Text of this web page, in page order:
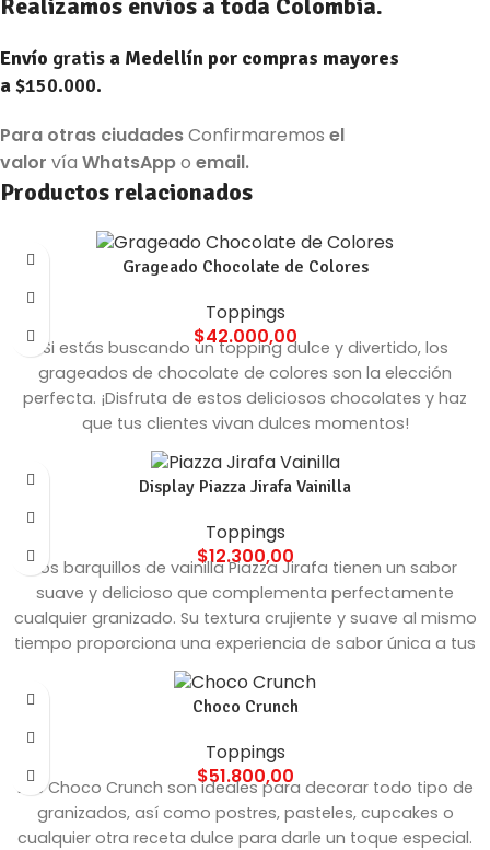
Envío gratis a Medellín por compras mayores
a$150.000.
Para otras ciudadesConfirmaremos el
valor vía WhatsAppo email.
Productos relacionados
Grageado Chocolate de Colores
Toppings
$42.000,00
Si estás buscando un topping dulce y divertido, los
grageados de chocolate de colores son la elección
perfecta. ¡Disfruta de estos deliciosos chocolates y haz
que tus clientes vivan dulces momentos!
Display Piazza Jirafa Vainilla
Toppings
$12.300,00
Los barquillos de vainilla Piazza Jirafa tienen un sabor
suave y delicioso que complementa perfectamente
cualquier granizado. Su textura crujiente y suave al mismo
tiempo proporciona una experiencia de sabor única a tus
Choco Crunch
Toppings
$51.800,00
Los Choco Crunch son ideales para decorar todo tipo de
granizados, así como postres, pasteles, cupcakes o
cualquier otra receta dulce para darle un toque especial.